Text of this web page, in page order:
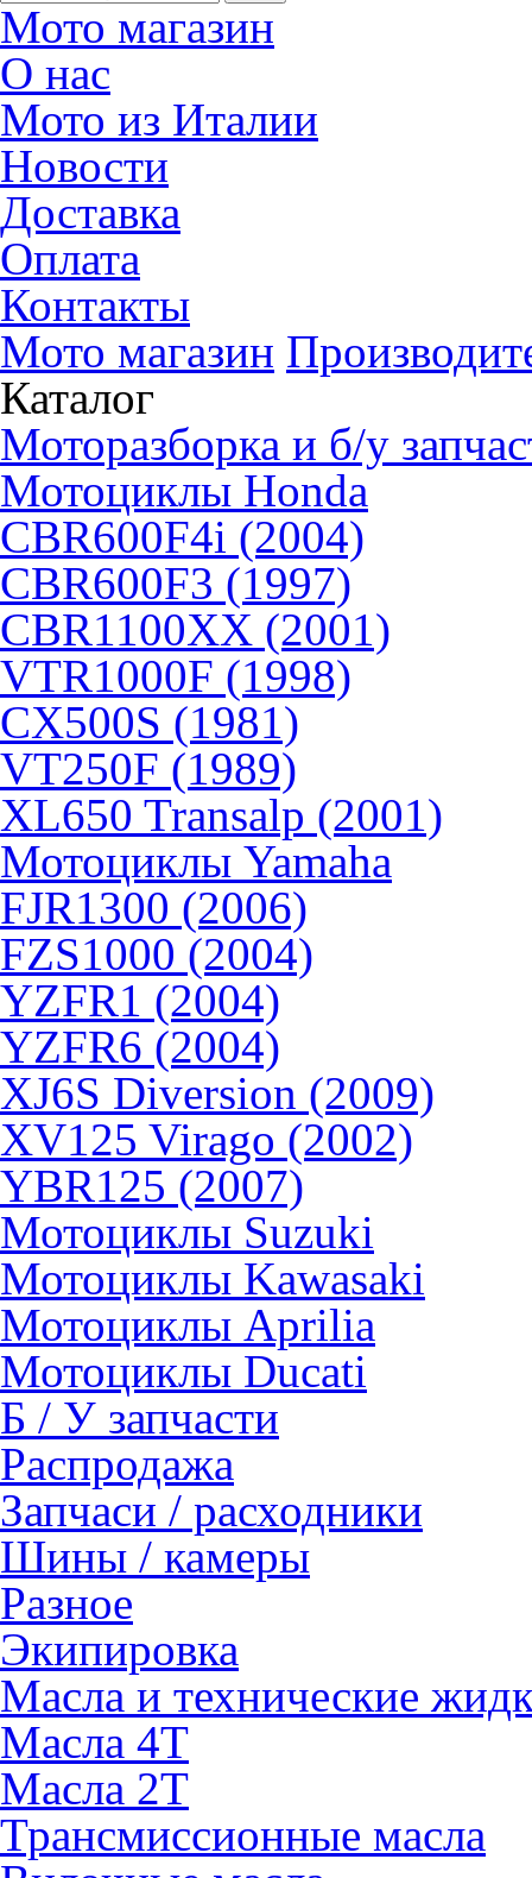
Мото магазин
О нас
Мото из Италии
Новости
Доставка
Оплата
Контакты
Мото магазин
Каталог
Моторазборка и б/у
Мотоциклы Honda
CBR600F4i (2004)
CBR600F3 (1997)
CBR1100XX (2001)
VTR1000F (1998)
CX500S (1981)
VT250F (1989)
XL650 Transalp (2001)
Мотоциклы Yamaha
FJR1300 (2006)
FZS1000 (2004)
YZFR1 (2004)
YZFR6 (2004)
XJ6S Diversion (2009)
XV125 Virago (2002)
YBR125 (2007)
Мотоциклы Suzuki
Мотоциклы Kawasaki
Мотоциклы Aprilia
Мотоциклы Ducati
Б / У запчасти
Распродажа
Запчаси / расходники
Шины / камеры
Разное
Экипировка
Масла и технические
Масла 4Т
Масла 2Т
Трансмиссионные масла